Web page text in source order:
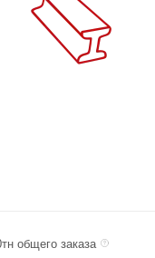
общего заказа